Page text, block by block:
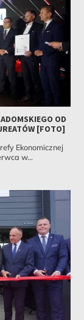
OD
[FOTO]
Ekonomicznej
w...